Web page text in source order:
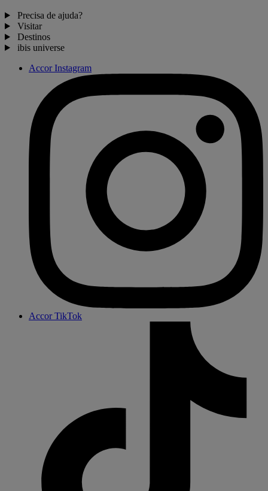
Precisa de ajuda?
Visitar
Destinos
ibis universe
Accor Instagram
Accor TikTok